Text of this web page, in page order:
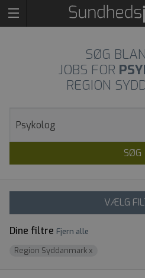
SØG
JOBS FOR
REGION
SØG
VÆLG
Dine filtre Fjern alle
Region Syddanmarkx